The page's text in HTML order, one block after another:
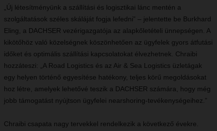
„Új létesítményünk a szállítási és logisztikai lánc mentén a
szolgáltatások széles skáláját fogja lefedni” – jelentette be Burkhard
Eling, a DACHSER vezérigazgatója az alapkőletételi ünnepségen. A
kikötőhöz való közelségnek köszönhetően az ügyfelek gyors átfutási
időket és optimális szállítási kapcsolatokat élvezhetnek. Chraibi
hozzáteszi: „A Road Logistics és az Air & Sea Logistics üzletágak
egy helyen történő egyesítése hatékony, teljes körű megoldásokat
hoz létre, amelyek lehetővé teszik a DACHSER számára, hogy még
jobb támogatást nyújtson ügyfelei nearshoring-tevékenységeihez.”
Chraibi csapata nagy tervekkel rendelkezik a következő évekre.